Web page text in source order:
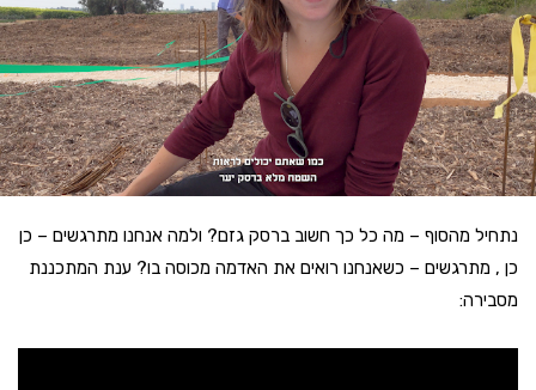
נתחיל מהסוף – מה כל כך חשוב ברסק גזם? ולמה אנחנו מתרגשים – כן
כן , מתרגשים – כשאנחנו רואים את האדמה מכוסה בו? ענת המתכננת
מסבירה: